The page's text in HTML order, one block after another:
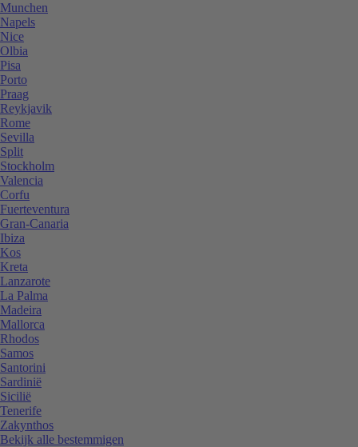
Munchen
Napels
Nice
Olbia
Pisa
Porto
Praag
Reykjavik
Rome
Sevilla
Split
Stockholm
Valencia
Corfu
Fuerteventura
Gran-Canaria
Ibiza
Kos
Kreta
Lanzarote
La Palma
Madeira
Mallorca
Rhodos
Samos
Santorini
Sardinië
Sicilië
Tenerife
Zakynthos
Bekijk alle bestemmigen